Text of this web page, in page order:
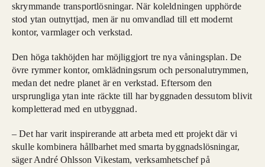
skrymmande transportlösningar. När koleldningen upphörde
stod ytan outnyttjad, men är nu omvandlad till ett modernt
kontor, varmlager och verkstad.
Den höga takhöjden har möjliggjort tre nya våningsplan. De
övre rymmer kontor, omklädningsrum och personalutrymmen,
medan det nedre planet är en verkstad. Eftersom den
ursprungliga ytan inte räckte till har byggnaden dessutom blivit
kompletterad med en utbyggnad.
– Det har varit inspirerande att arbeta med ett projekt där vi
skulle kombinera hållbarhet med smarta byggnadslösningar,
säger André Ohlsson Vikestam, verksamhetschef på